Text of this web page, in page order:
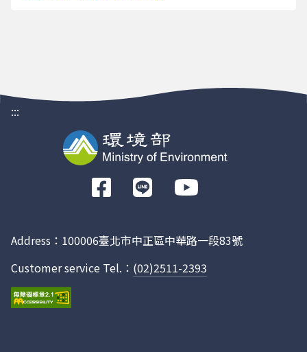
3507
煉製事業部桃園煉油廠
桃園市
H480
3507
台灣中油股份有限公司
煉製事業部桃園煉油廠
:::
前
往
Address：100006臺北市中正區中華路一段83號
Customer service Tel.： (02)2511-2393